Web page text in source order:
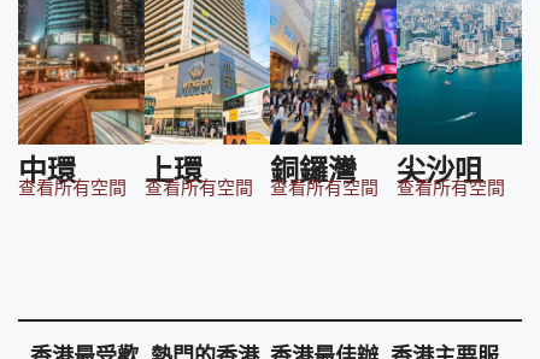
中環
查看所有空間 上環
查看所有空間 銅鑼灣
查看所有空間 尖沙咀
查看所有空間